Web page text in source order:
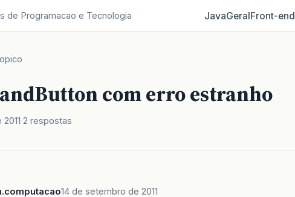
de Programacao e Tecnologia JavaGeralFront‑end
com erro estranho
2 respostas
14 de setembro de 2011